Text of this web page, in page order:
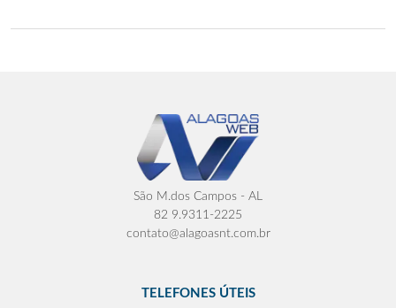
São M.dos Campos - AL
82 9.9311-2225
contato@alagoasnt.com.br
TELEFONES ÚTEIS